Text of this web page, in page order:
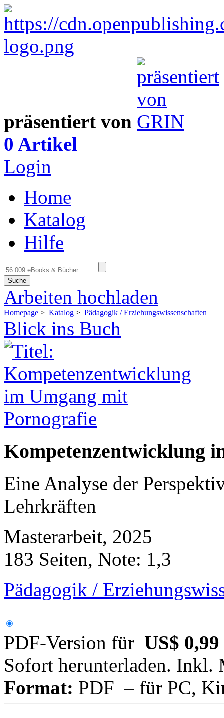
präsentiert von
0 Artikel
Login
Home
Katalog
Hilfe
Suche
Arbeiten hochladen
Homepage > Katalog > Pädagogik / Erziehungswissenschaften
Blick ins Buch
Kompetenzentwicklung
Eine Analyse der
Lehrkräften
Masterarbeit, 2025
183 Seiten, Note: 1,3
Pädagogik /
PDF-Version für US$ 0,99
Sofort herunterladen. Inkl.
Format: PDF – für PC,